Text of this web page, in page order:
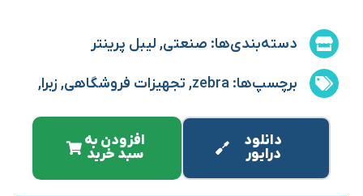
دسته‌بندی‌ها: صنعتی, لیبل پرینتر
برچسپ‌ها: zebra
, تجهیزات فروشگاهی, زبرا,
افزودن به
سبد خرید
دانلود
درایور